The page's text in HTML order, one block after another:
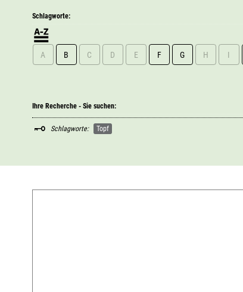
Schlagworte:
A B C D E F G H I
Ihre Recherche - Sie suchen:
Schlagworte: Topf